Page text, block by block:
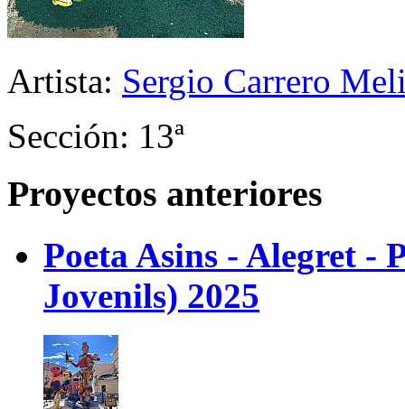
Artista: Sergio Carrero
Sección: 13ª
Proyectos anteriores
Poeta Asins - Alegret -
Jovenils) 2025